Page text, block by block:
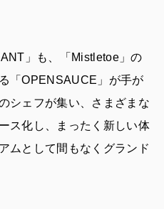
」も、「Mistletoe」の
「OPENSAUCE」が手が
シェフが集い、さまざまな
ス化し、まったく新しい体
ムとして間もなくグランド